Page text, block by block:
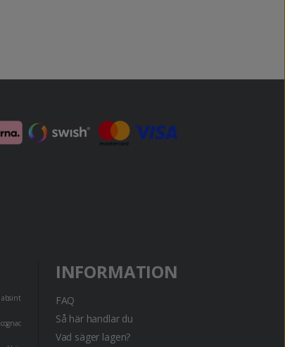
absint
cognac
INFORMATION
FAQ
Så här handlar du
Vad säger lagen?